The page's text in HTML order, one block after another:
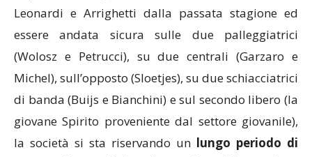
Leonardi e Arrighetti dalla passata stagione ed
essere andata sicura sulle due palleggiatrici
(Wolosz e Petrucci), su due centrali (Garzaro e
Michel), sull’opposto (Sloetjes), su due schiacciatrici
di banda (Buijs e Bianchini) e sul secondo libero (la
giovane Spirito proveniente dal settore giovanile),
la società si sta riservando un lungo periodo di